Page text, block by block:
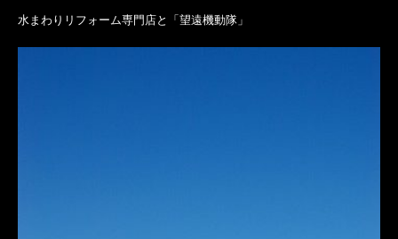
水まわりリフォーム専門店と「望遠機動隊」